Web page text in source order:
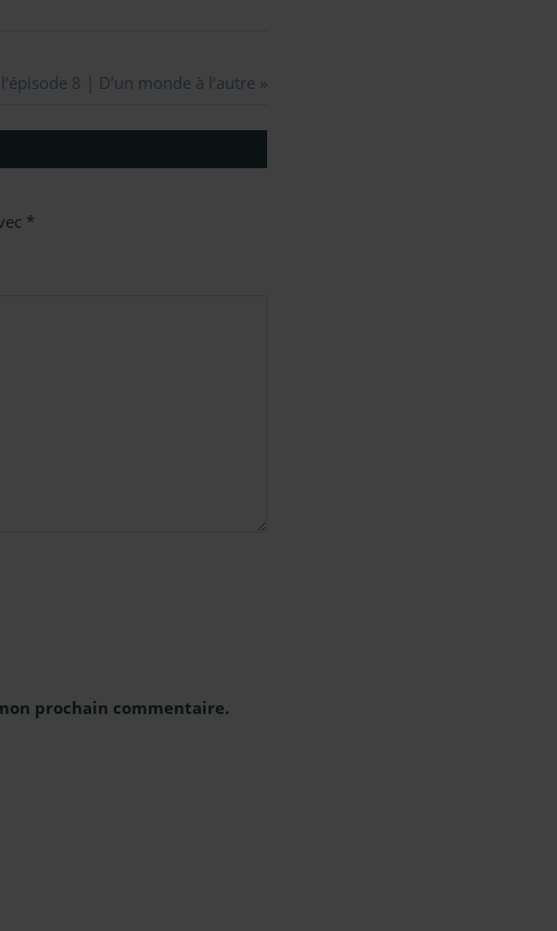
8 | D’un monde à l’autre
*
prochain commentaire.